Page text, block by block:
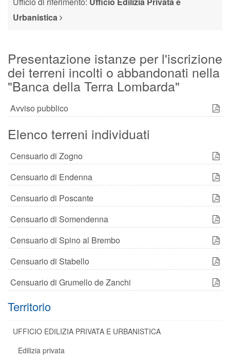
Urbanistica
Presentazione istanze per l'iscrizione
dei terreni incolti o abbandonati nella
"Banca della Terra Lombarda"
Avviso pubblico
Elenco terreni individuati
Censuario di Zogno
Censuario di Endenna
Censuario di Poscante
Censuario di Somendenna
Censuario di Spino al Brembo
Censuario di Stabello
Censuario di Grumello de Zanchi
Territorio
UFFICIO EDILIZIA PRIVATA E URBANISTICA
Edilizia privata